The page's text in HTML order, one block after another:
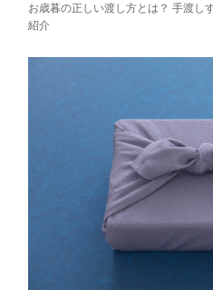
お歳暮の正しい渡し方とは？ 手渡し
紹介